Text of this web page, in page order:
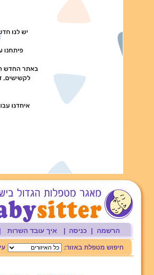
הרשמה | כניסה | איך עובד השרות |
חיפוש מטפלת באזור: